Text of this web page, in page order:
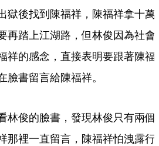
獄後找到陳福祥，陳福祥拿十萬
再踏上江湖路，但林俊因為社會
祥的感念，直接表明要跟著陳福
臉書留言給陳福祥。
林俊的臉書，發現林俊只有兩個
那裡一直留言，陳福祥怕洩露行